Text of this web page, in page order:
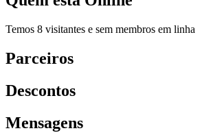
Temos 8 visitantes e sem membros em linha
Parceiros
Descontos
Mensagens